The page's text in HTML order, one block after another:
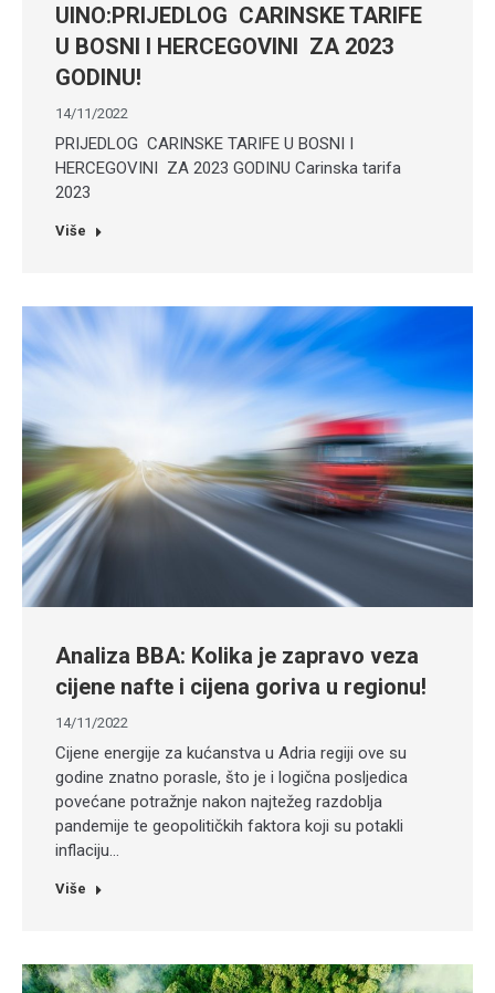
UINO:PRIJEDLOG CARINSKE TARIFE
U BOSNI I HERCEGOVINI ZA 2023
GODINU!
14/11/2022
PRIJEDLOG CARINSKE TARIFE U BOSNI I
HERCEGOVINI ZA 2023 GODINU Carinska tarifa
2023
Više
Analiza BBA: Kolika je zapravo veza
cijene nafte i cijena goriva u regionu!
14/11/2022
Cijene energije za kućanstva u Adria regiji ove su
godine znatno porasle, što je i logična posljedica
povećane potražnje nakon najtežeg razdoblja
pandemije te geopolitičkih faktora koji su potakli
inflaciju…
Više